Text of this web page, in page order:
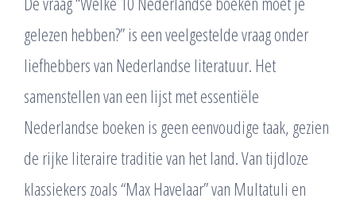
gelezen hebben?” is een veelgestelde vraag onder
liefhebbers van Nederlandse literatuur. Het
samenstellen van een lijst met essentiële
Nederlandse boeken is geen eenvoudige taak, gezien
de rijke literaire traditie van het land. Van tijdloze
klassiekers zoals “Max Havelaar” van Multatuli en